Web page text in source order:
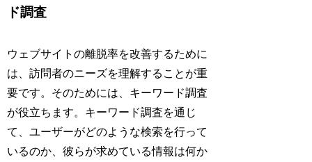
ド調査
ウェブサイトの離脱率を改善するために
は、訪問者のニーズを理解することが重
要です。そのためには、キーワード調査
が役立ちます。キーワード調査を通じ
て、ユーザーがどのような検索を行って
いるのか、彼らが求めている情報は何か